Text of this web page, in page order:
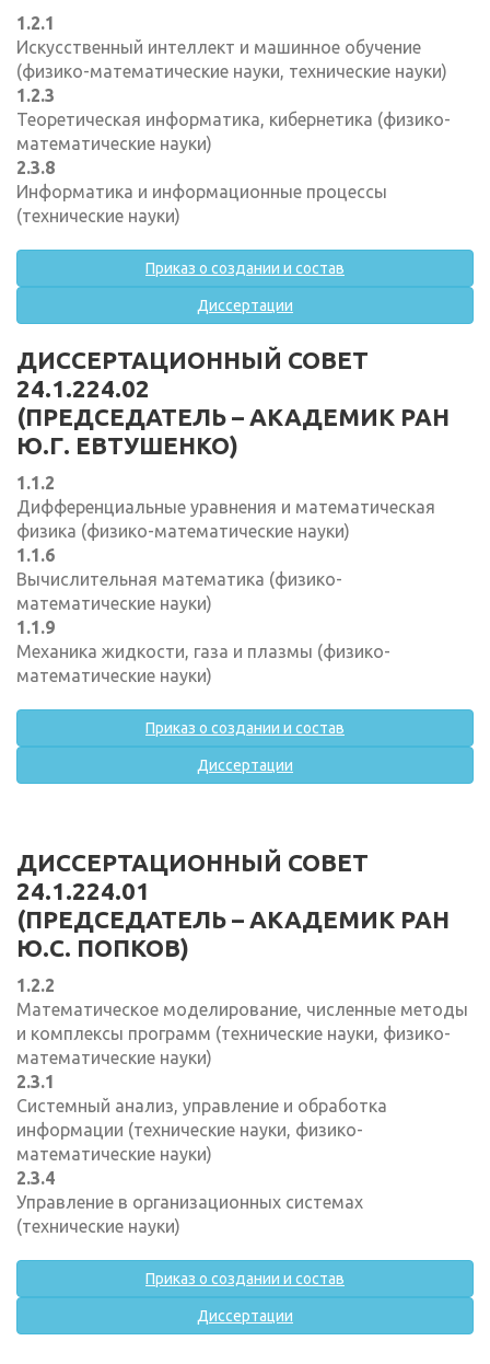
1.2.1
Искусственный интеллект и машинное обучение
(физико-математические науки, технические науки)
1.2.3
Теоретическая информатика, кибернетика (физико-
математические науки)
2.3.8
Информатика и информационные процессы
(технические науки)
Приказ о создании и состав
Диссертации
ДИССЕРТАЦИОННЫЙ СОВЕТ
24.1.224.02
(ПРЕДСЕДАТЕЛЬ – АКАДЕМИК РАН
Ю.Г. ЕВТУШЕНКО)
1.1.2
Дифференциальные уравнения и математическая
физика (физико-математические науки)
1.1.6
Вычислительная математика (физико-
математические науки)
1.1.9
Механика жидкости, газа и плазмы (физико-
математические науки)
Приказ о создании и состав
Диссертации
ДИССЕРТАЦИОННЫЙ СОВЕТ
24.1.224.01
(ПРЕДСЕДАТЕЛЬ – АКАДЕМИК РАН
Ю.С. ПОПКОВ)
1.2.2
Математическое моделирование, численные методы
и комплексы программ (технические науки, физико-
математические науки)
2.3.1
Системный анализ, управление и обработка
информации (технические науки, физико-
математические науки)
2.3.4
Управление в организационных системах
(технические науки)
Приказ о создании и состав
Диссертации